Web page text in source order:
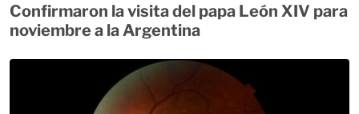
Confirmaron la visita del papa León XIV para
noviembre a la Argentina